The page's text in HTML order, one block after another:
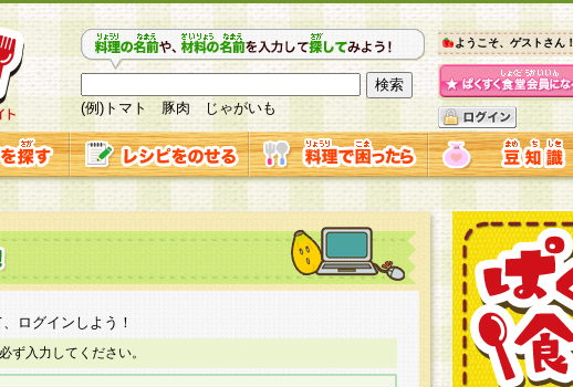
(例)トマト 豚肉 じゃがいも
ようこそ、ゲストさん！
ログインしよう！
ず入力してください。